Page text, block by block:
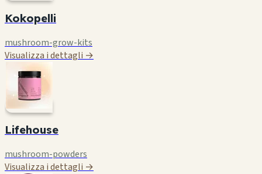
Kokopelli
mushroom-grow-kits
Visualizza i dettagli →
Lifehouse
mushroom-powders
Visualizza i dettagli →